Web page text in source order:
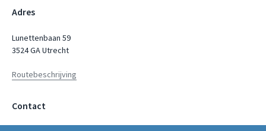
Adres
Lunettenbaan 59
3524 GA Utrecht
Routebeschrijving
Contact